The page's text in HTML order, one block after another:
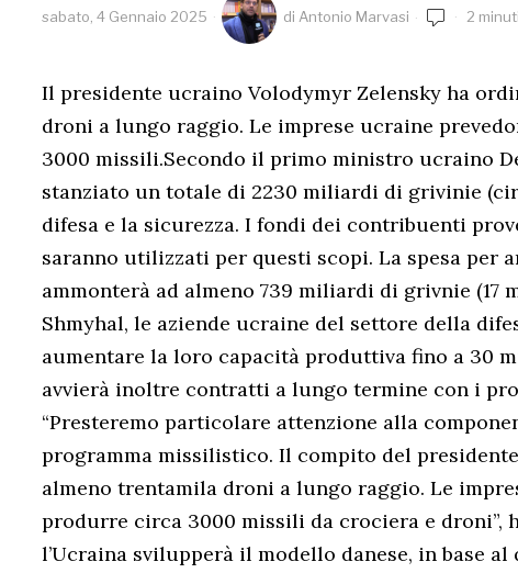
sabato, 4 Gennaio 2025 di Antonio Marvasi 2
Il presidente ucraino Volodymyr Zelensky ha
droni a lungo raggio. Le imprese ucraine
3000 missili.Secondo il primo ministro ucraino
stanziato un totale di 2230 miliardi di grivinie
difesa e la sicurezza. I fondi dei contribuenti
saranno utilizzati per questi scopi. La spesa per
ammonterà ad almeno 739 miliardi di grivnie (17
Shmyhal, le aziende ucraine del settore della
aumentare la loro capacità produttiva fino a 30
avvierà inoltre contratti a lungo termine con i
“Presteremo particolare attenzione alla
programma missilistico. Il compito del
almeno trentamila droni a lungo raggio. Le
produrre circa 3000 missili da crociera e droni”,
l’Ucraina svilupperà il modello danese, in base